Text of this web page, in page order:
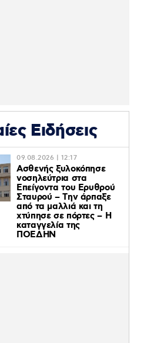
Ειδήσεις
09.08.2026 | 12:17
Ασθενής ξυλοκόπησε
νοσηλεύτρια στα
Επείγοντα του Ερυθρού
Σταυρού – Tην άρπαξε
από τα μαλλιά και τη
χτύπησε σε πόρτες – Η
καταγγελία της
ΠΟΕΔΗΝ